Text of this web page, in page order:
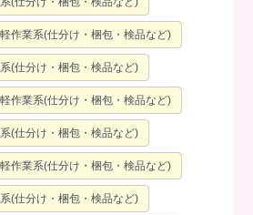
作業系(仕分け・梱包・検品など)
(仕分け・梱包・検品など)
作業系(仕分け・梱包・検品など)
(仕分け・梱包・検品など)
作業系(仕分け・梱包・検品など)
(仕分け・梱包・検品など)